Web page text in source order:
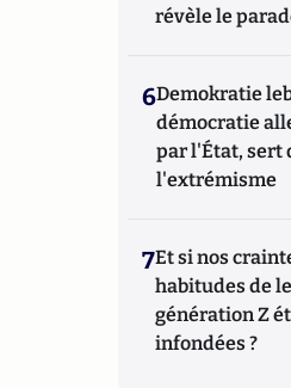
révèle le
6Demokratie
démocratie
par l'État, sert
l'extrémisme
7Et si nos
habitudes de
génération Z
infondées ?